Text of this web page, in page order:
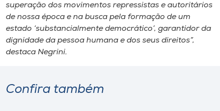
superação dos movimentos repressistas e autoritários
de nossa época e na busca pela formação de um
estado ‘substancialmente democrático’, garantidor da
dignidade da pessoa humana e dos seus direitos”,
destaca Negrini.
Confira também